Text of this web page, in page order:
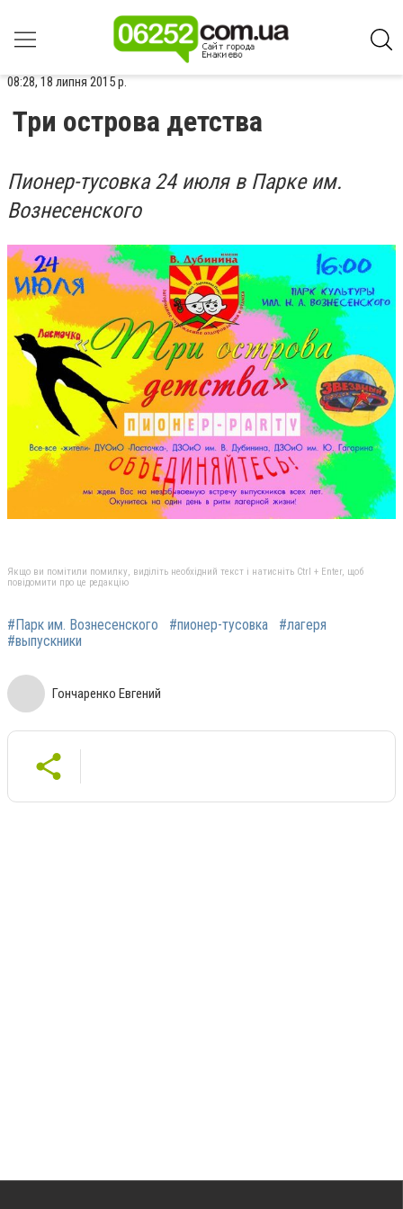
08:28, 18 липня 2015 р.
Три острова детства
Пионер-тусовка 24 июля в Парке им.
Вознесенского
Якщо ви помітили помилку, виділіть необхідний текст і натисніть Ctrl + Enter, щоб
повідомити про це редакцію
#Парк им. Вознесенского #пионер-тусовка
#лагеря
#выпускники
Гончаренко Евгений